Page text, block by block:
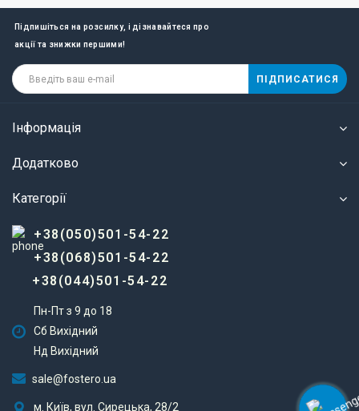
Підпишіться на розсилку, і дізнавайтеся про
акції та знижки першими!
ПІДПИСАТИСЯ
Інформація
Додатково
Категорії
+38(050)501-54-22
+38(068)501-54-22
+38(044)501-54-22
Пн-Пт з 9 до 18
Сб Вихідний
Нд Вихідний
sale@fostero.ua
м. Київ, вул. Сирецька, 28/2